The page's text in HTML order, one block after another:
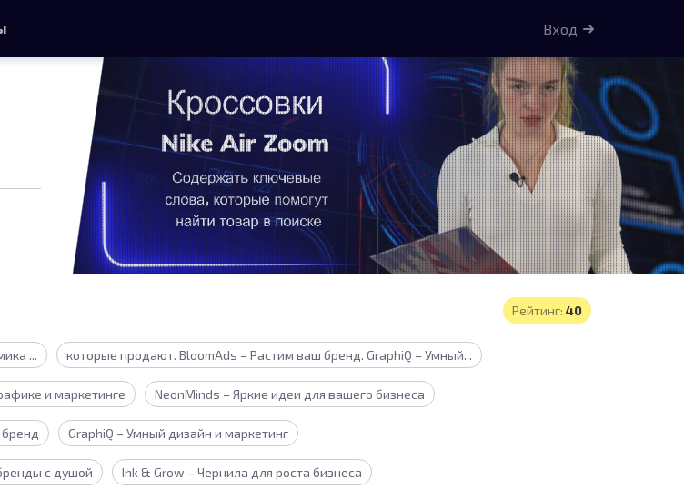
Рейтинг: 40
... которые продают. BloomAds – Растим ваш бренд. GraphiQ – Умный...
и маркетинге NeonMinds – Яркие идеи для вашего бизнеса
GraphiQ – Умный дизайн и маркетинг
с душой Ink & Grow – Чернила для роста бизнеса
Вход